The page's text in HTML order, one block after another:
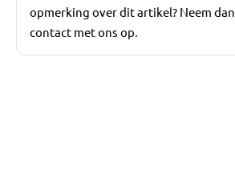
opmerking over dit artikel? Neem dan
contact met ons op.